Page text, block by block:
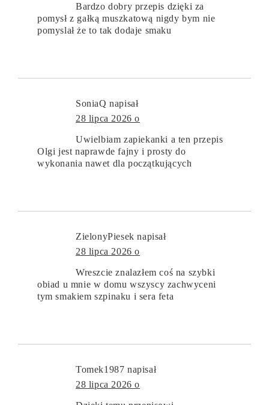
Bardzo dobry przepis dzięki za
pomysł z gałką muszkatową nigdy bym nie
pomyslał że to tak dodaje smaku
SoniaQ napisał
28 lipca 2026 o
Uwielbiam zapiekanki a ten przepis
Olgi jest naprawde fajny i prosty do
wykonania nawet dla początkujących
ZielonyPiesek napisał
28 lipca 2026 o
Wreszcie znalazłem coś na szybki
obiad u mnie w domu wszyscy zachwyceni
tym smakiem szpinaku i sera feta
Tomek1987 napisał
28 lipca 2026 o